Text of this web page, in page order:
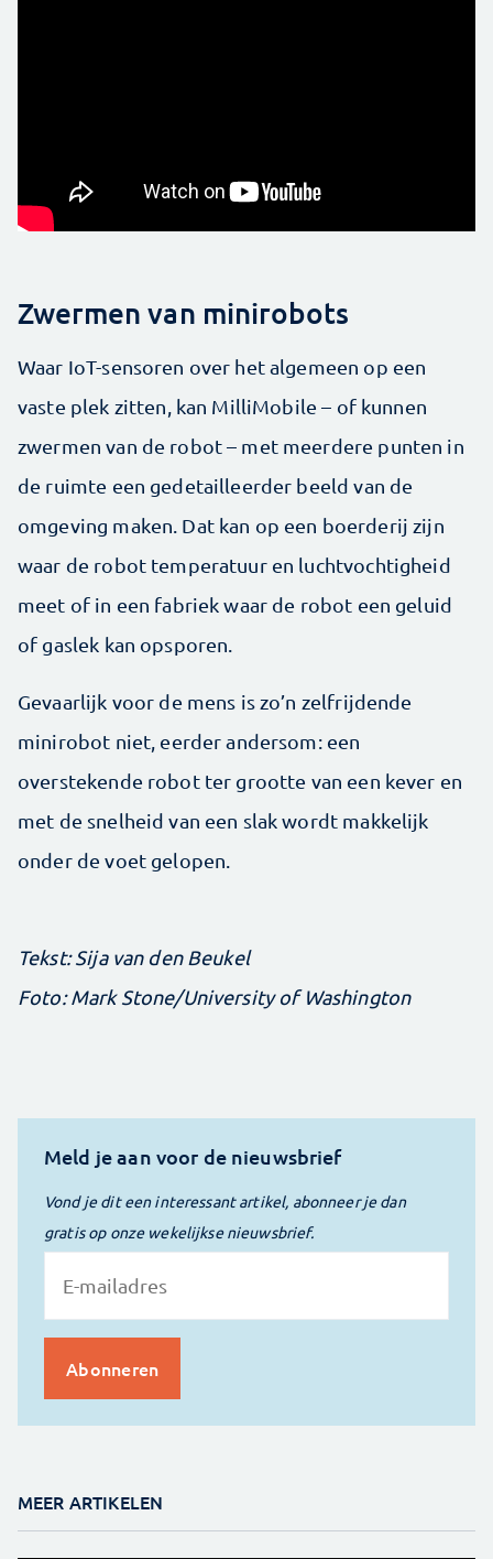
Zwermen van minirobots
Waar IoT-sensoren over het algemeen op een
vaste plek zitten, kan MilliMobile – of kunnen
zwermen van de robot – met meerdere punten in
de ruimte een gedetailleerder beeld van de
omgeving maken. Dat kan op een boerderij zijn
waar de robot temperatuur en luchtvochtigheid
meet of in een fabriek waar de robot een geluid
of gaslek kan opsporen.
Gevaarlijk voor de mens is zo’n zelfrijdende
minirobot niet, eerder andersom: een
overstekende robot ter grootte van een kever en
met de snelheid van een slak wordt makkelijk
onder de voet gelopen.
Tekst: Sija van den Beukel
Foto: Mark Stone/University of Washington
Meld je aan voor de nieuwsbrief
Vond je dit een interessant artikel, abonneer je dan
gratis op onze wekelijkse nieuwsbrief.
MEER ARTIKELEN